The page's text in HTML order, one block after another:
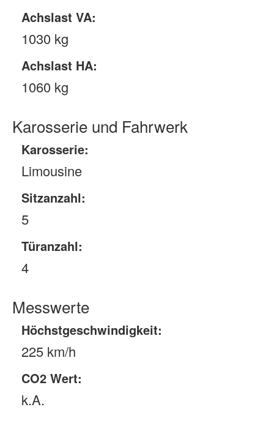
Achslast VA:
1030 kg
Achslast HA:
1060 kg
Karosserie und Fahrwerk
Karosserie:
Limousine
Sitzanzahl:
5
Türanzahl:
4
Messwerte
Höchstgeschwindigkeit:
225 km/h
CO2 Wert:
k.A.